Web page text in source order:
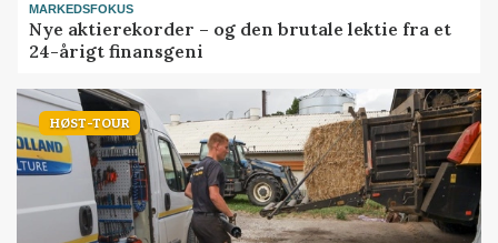
MARKEDSFOKUS
Nye aktierekorder – og den brutale lektie fra et
24-årigt finansgeni
HØST-TOUR